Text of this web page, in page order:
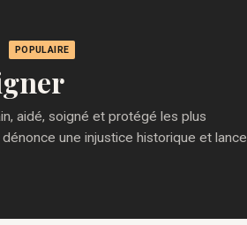
POPULAIRE
aidé, soigné et protégé les plus
une injustice historique et lance